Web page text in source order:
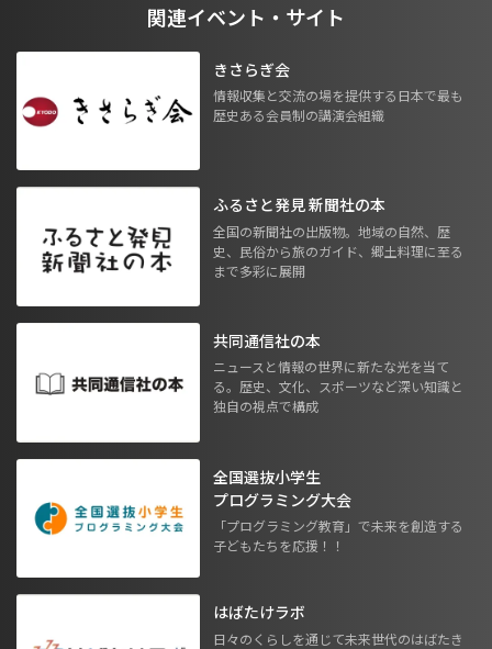
関連イベント・サイト
きさらぎ会
情報収集と交流の場を提供する日本で最も
歴史ある会員制の講演会組織
ふるさと発見 新聞社の本
全国の新聞社の出版物。地域の自然、歴
史、民俗から旅のガイド、郷土料理に至る
まで多彩に展開
共同通信社の本
ニュースと情報の世界に新たな光を当て
る。歴史、文化、スポーツなど深い知識と
独自の視点で構成
全国選抜小学生
プログラミング大会
「プログラミング教育」で未来を創造する
子どもたちを応援！！
はばたけラボ
日々のくらしを通じて未来世代のはばたき